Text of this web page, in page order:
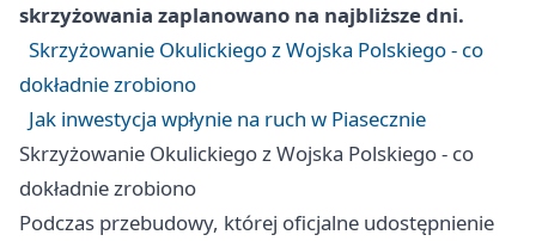
skrzyżowania zaplanowano na najbliższe dni.
Skrzyżowanie Okulickiego z Wojska Polskiego - co
dokładnie zrobiono
Jak inwestycja wpłynie na ruch w Piasecznie
Skrzyżowanie Okulickiego z Wojska Polskiego - co
dokładnie zrobiono
Podczas przebudowy, której oficjalne udostępnienie